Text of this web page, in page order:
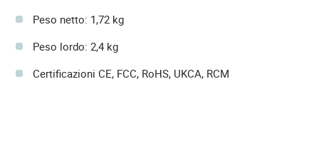
Peso netto: 1,72 kg
Peso lordo: 2,4 kg
Certificazioni CE, FCC, RoHS, UKCA, RCM